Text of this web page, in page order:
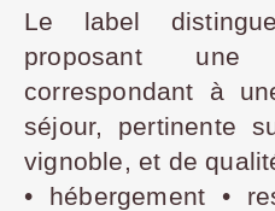
Le label
proposant une
correspondant à
séjour, pertinente
vignoble, et de
• hébergement •